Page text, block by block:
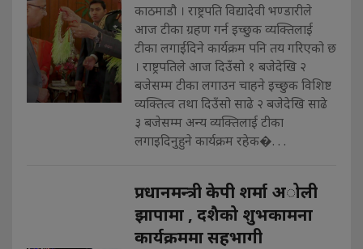
काठमाडौ । राष्ट्रपति विद्यादेवी भण्डारीले
आज टीका ग्रहण गर्न इच्छुक व्यक्तिलाई
टीका लगाईदिने कार्यक्रम पनि तय गरिएको छ
। राष्ट्रपतिले आज दिउँसो १ बजेदेखि २
बजेसम्म टीका लगाउन चाहने इच्छुक विशिष्ट
व्यक्तित्व तथा दिउँसो साढे २ बजेदेखि साढे
३ बजेसम्म अन्य व्यक्तिलाई टीका
लगाइदिनुहुने कार्यक्रम रहेक�. . .
प्रधानमन्त्री केपी शर्मा अोली
झापामा , दशैको शुभकामना
कार्यक्रममा सहभागी